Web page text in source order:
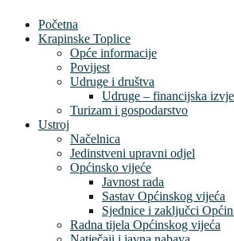
Početna
Krapinske Toplice
Opće informacije
Povijest
Udruge i društva
Udruge – financijska
Turizam i gospodarstvo
Ustroj
Načelnica
Jedinstveni upravni odjel
Općinsko vijeće
Javnost rada
Sastav Općinskog vijeća
Sjednice i zaključci
Radna tijela Općinskog vijeća